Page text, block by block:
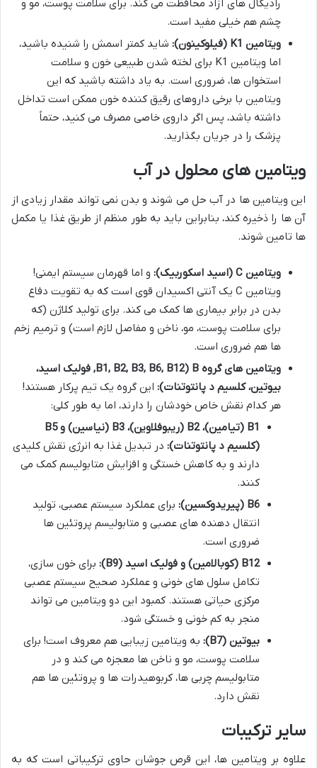
رادیکال های آزاد محافظت می کند. برای سلامت پوست، مو و
چشم هم خیلی مفید است.
ویتامین K1 (فیلوکینون):
شاید کمتر اسمش را شنیده باشید،
اما ویتامین K1 برای لخته شدن طبیعی خون و سلامت
استخوان ها، ضروری است. به یاد داشته باشید که این
ویتامین با برخی داروهای رقیق کننده خون ممکن است تداخل
داشته باشد، پس اگر داروی خاصی مصرف می کنید، حتماً
پزشک را در جریان بگذارید.
ویتامین های محلول در آب
این ویتامین ها در آب حل می شوند و بدن نمی تواند مقدار زیادی از
آن ها را ذخیره کند، بنابراین باید به طور منظم از طریق غذا یا مکمل
ها تامین شوند.
ویتامین C (اسید اسکوربیک):
و اما قهرمان سیستم ایمنی!
ویتامین C یک آنتی اکسیدان قوی است که به تقویت دفاع
بدن در برابر بیماری ها کمک می کند. برای تولید کلاژن (که
برای سلامت پوست، مو، ناخن و مفاصل لازم است) و ترمیم زخم
ها هم ضروری است.
ویتامین های گروه B (B1, B2, B3, B6, B12, فولیک اسید،
بیوتین، کلسیم د پانتوتنات): این گروه یک تیم پرکار هستند!
هر کدام نقش خاص خودشان را دارند، اما به طور کلی:
B1 (تیامین)، B2 (ریبوفلاوین)، B3 (نیاسین) و B5
(کلسیم د پانتوتنات): در تبدیل غذا به انرژی نقش کلیدی
دارند و به کاهش خستگی و افزایش متابولیسم کمک می
کنند.
B6 (پیریدوکسین):
برای عملکرد سیستم عصبی، تولید
انتقال دهنده های عصبی و متابولیسم پروتئین ها
ضروری است.
B12 (کوبالامین) و فولیک اسید (B9):
برای خون سازی،
تکامل سلول های خونی و عملکرد صحیح سیستم عصبی
مرکزی حیاتی هستند. کمبود این دو ویتامین می تواند
منجر به کم خونی و خستگی شود.
بیوتین (B7):
به ویتامین زیبایی هم معروف است! برای
سلامت پوست، مو و ناخن ها معجزه می کند و در
متابولیسم چربی ها، کربوهیدرات ها و پروتئین ها هم
نقش دارد.
سایر ترکیبات
علاوه بر ویتامین ها، این قرص جوشان حاوی ترکیباتی است که به